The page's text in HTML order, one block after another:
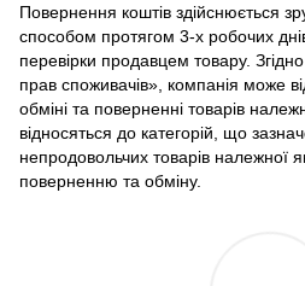
Повернення коштів здійснюється
способом протягом 3-х робочих
перевірки продавцем товару.
прав споживачів», компанія може
обміні та поверненні товарів
відносяться до категорій, що
непродовольчих товарів належної
поверненню та обміну.